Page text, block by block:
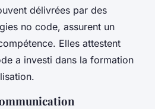
délivrées par des
no code, assurent un
Elles attestent
a investi dans la formation